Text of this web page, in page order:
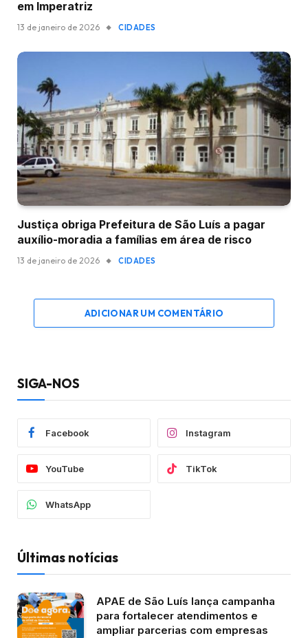
em Imperatriz
13 de janeiro de 2026 CIDADES
Justiça obriga Prefeitura de São Luís a pagar
auxílio-moradia a famílias em área de risco
13 de janeiro de 2026 CIDADES
ADICIONAR UM COMENTÁRIO
SIGA-NOS
Facebook Instagram
YouTube TikTok
WhatsApp
Últimas notícias
APAE de São Luís lança campanha
para fortalecer atendimentos e
ampliar parcerias com empresas